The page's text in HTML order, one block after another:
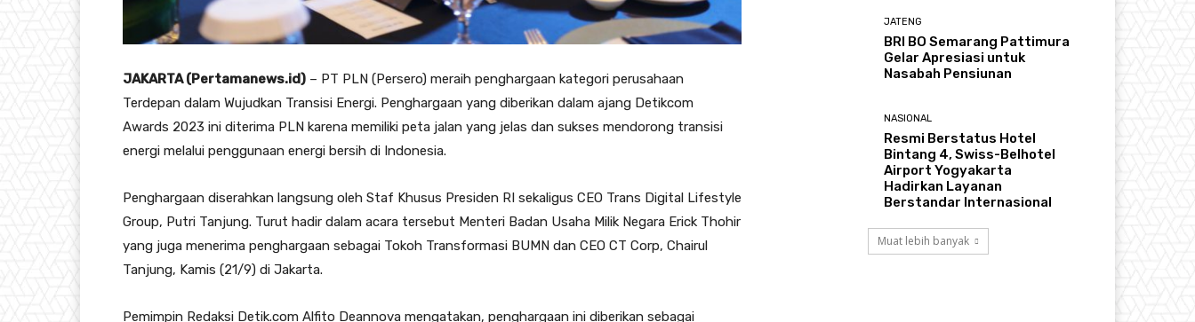
JAKARTA (Pertamanews.id) – PT PLN (Persero) meraih penghargaan kategori perusahaan
Terdepan dalam Wujudkan Transisi Energi. Penghargaan yang diberikan dalam ajang Detikcom
Awards 2023 ini diterima PLN karena memiliki peta jalan yang jelas dan sukses mendorong transisi
energi melalui penggunaan energi bersih di Indonesia.
Penghargaan diserahkan langsung oleh Staf Khusus Presiden RI sekaligus CEO Trans Digital Lifestyle
Group, Putri Tanjung. Turut hadir dalam acara tersebut Menteri Badan Usaha Milik Negara Erick Thohir
yang juga menerima penghargaan sebagai Tokoh Transformasi BUMN dan CEO CT Corp, Chairul
Tanjung, Kamis (21/9) di Jakarta.
Pemimpin Redaksi Detik.com Alfito Deannova mengatakan, penghargaan ini diberikan sebagai
JATENG
BRI BO Semarang Pattimura
Gelar Apresiasi untuk
Nasabah Pensiunan
NASIONAL
Resmi Berstatus Hotel
Bintang 4, Swiss-Belhotel
Airport Yogyakarta
Hadirkan Layanan
Berstandar Internasional
Muat lebih banyak